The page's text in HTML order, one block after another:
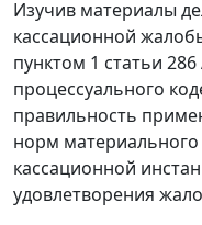
Изучив материалы
кассационной
пунктом 1 статьи 286
процессуального
правильность
норм материального
кассационной
удовлетворения